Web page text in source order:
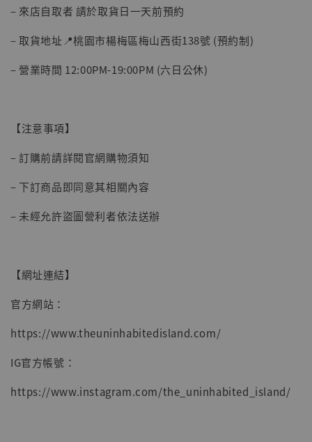
– 來店自取者 請於取貨日一天前預約
– 取貨地址📍桃園市楊梅區梅山西街138號 (預約制)
– 營業時間 12:00PM-19:00PM (六日公休)
【注意事項】
– 訂購前請詳閱官網購物須知
– 下訂商品即同意其相關內容
– 未經允許盜圖營利者依法送辦
【網址連結】
官方網站：
https://www.theuninhabitedisland.com/
IG官方帳號：
https://www.instagram.com/the_uninhabited_island/